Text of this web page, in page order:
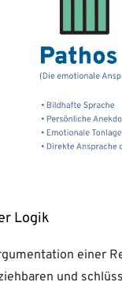
Logik
einer
und